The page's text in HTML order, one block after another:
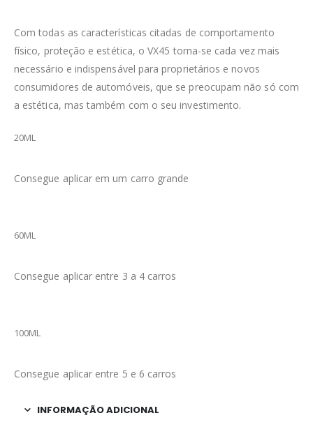
Com todas as características citadas de comportamento
físico, proteção e estética, o VX45 torna-se cada vez mais
necessário e indispensável para proprietários e novos
consumidores de automóveis, que se preocupam não só com
a estética, mas também com o seu investimento.
20ML
Consegue aplicar em um carro grande
60ML
Consegue aplicar entre 3 a 4 carros
100ML
Consegue aplicar entre 5 e 6 carros
INFORMAÇÃO ADICIONAL